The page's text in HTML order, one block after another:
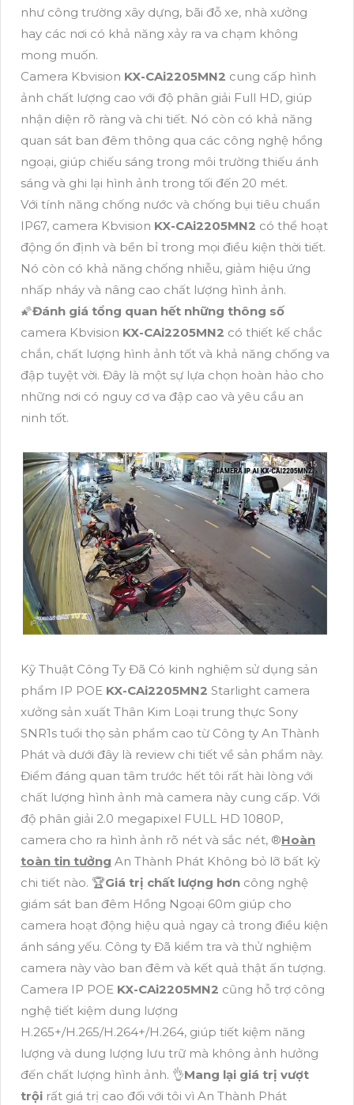
như công trường xây dựng, bãi đỗ xe, nhà xưởng
hay các nơi có khả năng xảy ra va chạm không
mong muốn.
Camera Kbvision KX-CAi2205MN2 cung cấp hình
ảnh chất lượng cao với độ phân giải Full HD, giúp
nhận diện rõ ràng và chi tiết. Nó còn có khả năng
quan sát ban đêm thông qua các công nghệ hồng
ngoại, giúp chiếu sáng trong môi trường thiếu ánh
sáng và ghi lại hình ảnh trong tối đến 20 mét.
Với tính năng chống nước và chống bụi tiêu chuẩn
IP67, camera Kbvision KX-CAi2205MN2 có thể hoạt
động ổn định và bền bỉ trong mọi điều kiện thời tiết.
Nó còn có khả năng chống nhiễu, giảm hiệu ứng
nhấp nháy và nâng cao chất lượng hình ảnh.
🌠Đánh giá tổng quan hết những thông số
camera Kbvision KX-CAi2205MN2 có thiết kế chắc
chắn, chất lượng hình ảnh tốt và khả năng chống va
đập tuyệt vời. Đây là một sự lựa chọn hoàn hảo cho
những nơi có nguy cơ va đập cao và yêu cầu an
ninh tốt.
Kỹ Thuật Công Ty Đã Có kinh nghiệm sử dụng sản
phẩm IP POE KX-CAi2205MN2 Starlight camera
xưởng sản xuất Thân Kim Loại trung thực Sony
SNR1s tuổi thọ sản phẩm cao từ Công ty An Thành
Phát và dưới đây là review chi tiết về sản phẩm này.
Điểm đáng quan tâm trước hết tôi rất hài lòng với
chất lượng hình ảnh mà camera này cung cấp. Với
độ phân giải 2.0 megapixel FULL HD 1080P,
camera cho ra hình ảnh rõ nét và sắc nét, ®️Hoàn
toàn tin tưởng An Thành Phát Không bỏ lỡ bất kỳ
chi tiết nào. 🏆Giá trị chất lượng hơn công nghệ
giám sát ban đêm Hồng Ngoại 60m giúp cho
camera hoạt động hiệu quả ngay cả trong điều kiện
ánh sáng yếu. Công ty Đã kiểm tra và thử nghiệm
camera này vào ban đêm và kết quả thật ấn tượng.
Camera IP POE KX-CAi2205MN2 cũng hỗ trợ công
nghệ tiết kiệm dung lượng
H.265+/H.265/H.264+/H.264, giúp tiết kiệm năng
lượng và dung lượng lưu trữ mà không ảnh hưởng
đến chất lượng hình ảnh. 👌Mang lại giá trị vượt
trội rất giá trị cao đối với tôi vì An Thành Phát